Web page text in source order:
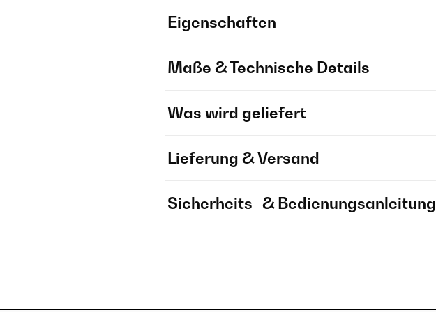
Eigenschaften
Maße & Technische Details
Was wird geliefert
Lieferung & Versand
Sicherheits- & Bedienungsanleitung